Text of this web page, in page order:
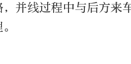
并线过程中与后方来